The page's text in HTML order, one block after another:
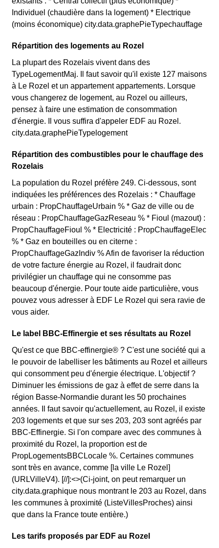
Individuel (chaudière dans la logement) * Electrique
(moins économique) city.data.graphePieTypechauffage
Répartition des logements au Rozel
La plupart des Rozelais vivent dans des
TypeLogementMaj. Il faut savoir qu'il existe 127 maisons
à Le Rozel et un appartement appartements. Lorsque
vous changerez de logement, au Rozel ou ailleurs,
pensez à faire une estimation de consommation
d'énergie. Il vous suffira d'appeler EDF au Rozel.
city.data.graphePieTypelogement
Répartition des combustibles pour le chauffage des
Rozelais
La population du Rozel préfère 249. Ci-dessous, sont
indiquées les préférences des Rozelais : * Chauffage
urbain : PropChauffageUrbain % * Gaz de ville ou de
réseau : PropChauffageGazReseau % * Fioul (mazout) :
PropChauffageFioul % * Electricité : PropChauffageElec
% * Gaz en bouteilles ou en citerne :
PropChauffageGazIndiv % Afin de favoriser la réduction
de votre facture énergie au Rozel, il faudrait donc
privilégier un chauffage qui ne consomme pas
beaucoup d'énergie. Pour toute aide particulière, vous
pouvez vous adresser à EDF Le Rozel qui sera ravie de
vous aider.
Le label BBC-Effinergie et ses résultats au Rozel
Qu'est ce que BBC-effinergie® ? C'est une société qui a
le pouvoir de labelliser les bâtiments au Rozel et ailleurs
qui consomment peu d'énergie électrique. L'objectif ?
Diminuer les émissions de gaz à effet de serre dans la
région Basse-Normandie durant les 50 prochaines
années. Il faut savoir qu'actuellement, au Rozel, il existe
203 logements et que sur ses 203, 203 sont agréés par
BBC-Effinergie. Si l'on compare avec des communes à
proximité du Rozel, la proportion est de
PropLogementsBBCLocale %. Certaines communes
sont très en avance, comme [la ville Le Rozel]
(URLVilleV4). [//]:<>(Ci-joint, on peut remarquer un
city.data.graphique nous montrant le 203 au Rozel, dans
les communes à proximité (ListeVillesProches) ainsi
que dans la France toute entière.)
Les tarifs proposés par EDF au Rozel